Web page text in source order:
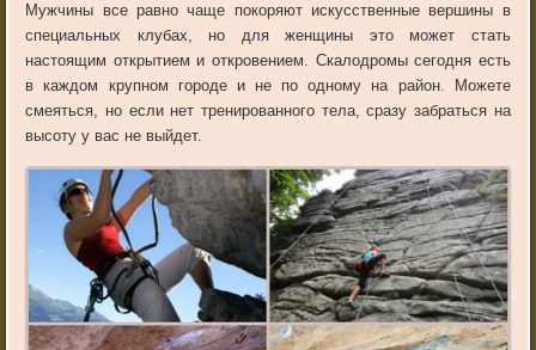
Мужчины все равно чаще покоряют искусственные вершины в
специальных клубах, но для женщины это может стать
настоящим открытием и откровением. Скалодромы сегодня есть
в каждом крупном городе и не по одному на район. Можете
смеяться, но если нет тренированного тела, сразу забраться на
высоту у вас не выйдет.